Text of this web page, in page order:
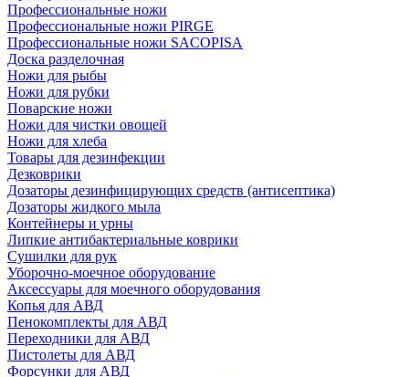
Профессиональные ножи
Профессиональные ножи PIRGE
Профессиональные ножи SACOPISA
Доска разделочная
Ножи для рыбы
Ножи для рубки
Поварские ножи
Ножи для чистки овощей
Ножи для хлеба
Товары для дезинфекции
Дезковрики
Дозаторы дезинфицирующих средств (антисептика)
Дозаторы жидкого мыла
Контейнеры и урны
Липкие антибактериальные коврики
Сушилки для рук
Уборочно-моечное оборудование
Аксессуары для моечного оборудования
Копья для АВД
Пенокомплекты для АВД
Переходники для АВД
Пистолеты для АВД
Форсунки для АВД